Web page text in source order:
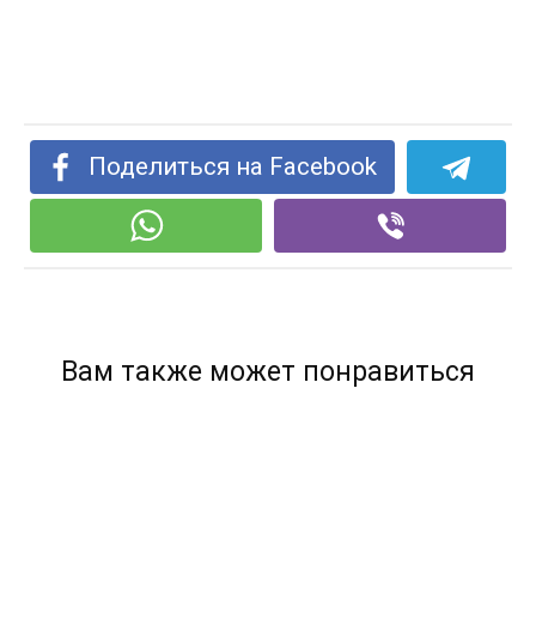
Поделиться на Facebook
Вам также может понравиться